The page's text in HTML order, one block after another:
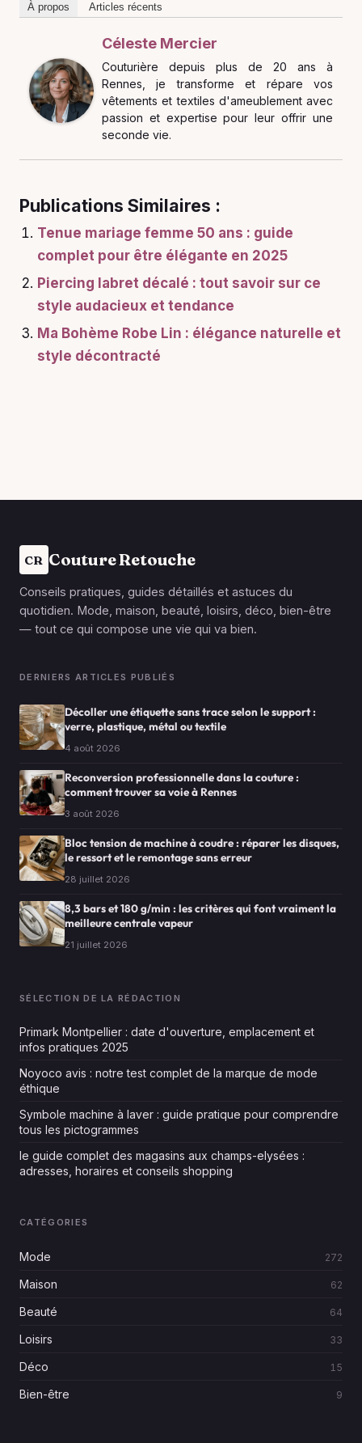
À propos Articles récents
Céleste Mercier
Couturière depuis plus de 20 ans à
Rennes, je transforme et répare vos
vêtements et textiles d'ameublement avec
passion et expertise pour leur offrir une
seconde vie.
Publications Similaires :
Tenue mariage femme 50 ans : guide
complet pour être élégante en 2025
Piercing labret décalé : tout savoir sur ce
style audacieux et tendance
Ma Bohème Robe Lin : élégance naturelle et
style décontracté
CR Couture Retouche
Conseils pratiques, guides détaillés et astuces du
quotidien. Mode, maison, beauté, loisirs, déco, bien-être
— tout ce qui compose une vie qui va bien.
DERNIERS ARTICLES PUBLIÉS
Décoller une étiquette sans trace selon le support :
verre, plastique, métal ou textile
4 août 2026
Reconversion professionnelle dans la couture :
comment trouver sa voie à Rennes
3 août 2026
Bloc tension de machine à coudre : réparer les disques,
le ressort et le remontage sans erreur
28 juillet 2026
8,3 bars et 180 g/min : les critères qui font vraiment la
meilleure centrale vapeur
21 juillet 2026
SÉLECTION DE LA RÉDACTION
Primark Montpellier : date d'ouverture, emplacement et
infos pratiques 2025
Noyoco avis : notre test complet de la marque de mode
éthique
Symbole machine à laver : guide pratique pour comprendre
tous les pictogrammes
le guide complet des magasins aux champs-elysées :
adresses, horaires et conseils shopping
CATÉGORIES
Mode 272
Maison 62
Beauté 64
Loisirs 33
Déco 15
Bien-être 9